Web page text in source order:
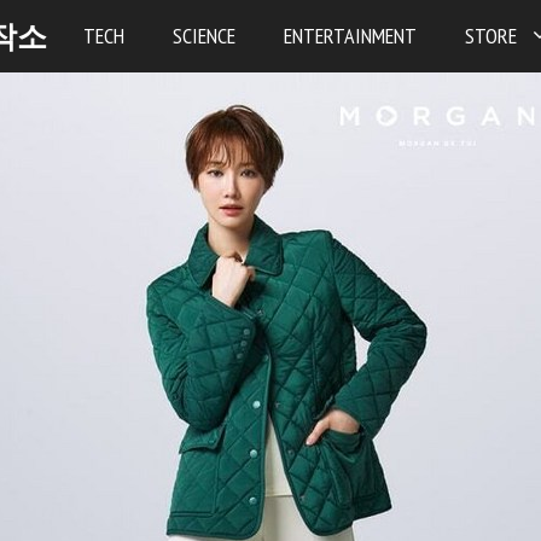
소 TECH SCIENCE ENTERTAINMENT STORE